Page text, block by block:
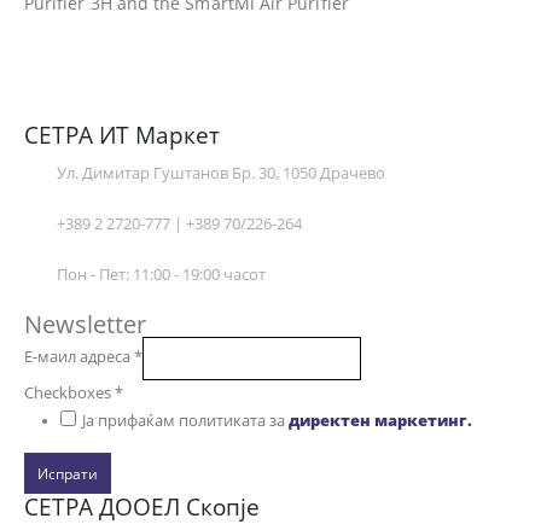
СЕТРА ИТ Маркет
Ул. Димитар Гуштанов Бр. 30, 1050 Драчево
+389 2 2720-777 | +389 70/226-264
Пон - Пет: 11:00 - 19:00 часот
Newsletter
Е-маил адреса*
Checkboxes*
Ја прифаќам политиката задиректен маркетинг.
Испрати
СЕТРА ДООЕЛ Скопје